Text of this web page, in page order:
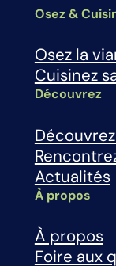
Osez &
Osez la
Cuisinez
Découvrez
Actualités
À propos
À propos
Foire aux